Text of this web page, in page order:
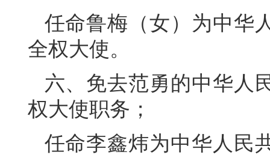
任命鲁梅（女）为中华
全权大使。
六、免去范勇的中华人
权大使职务；
任命李鑫炜为中华人民